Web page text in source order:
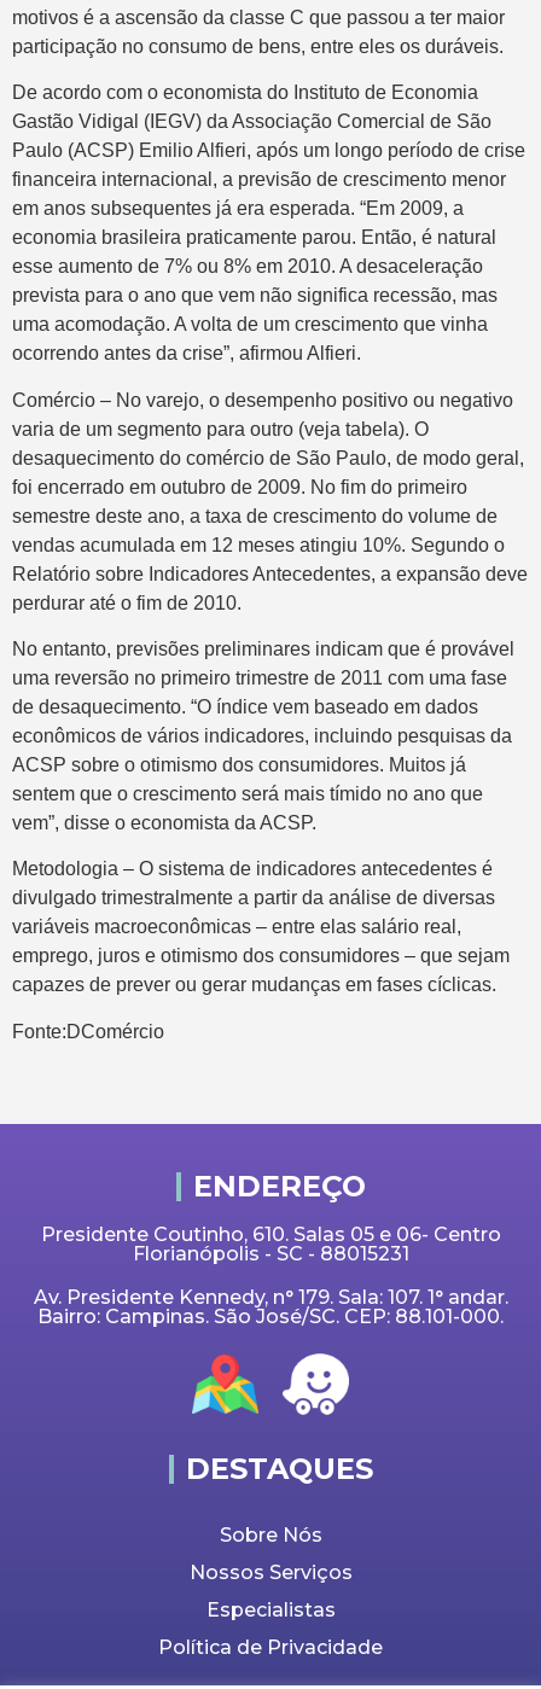
motivos é a ascensão da classe C que passou a ter maior
participação no consumo de bens, entre eles os duráveis.
De acordo com o economista do Instituto de Economia
Gastão Vidigal (IEGV) da Associação Comercial de São
Paulo (ACSP) Emilio Alfieri, após um longo período de crise
financeira internacional, a previsão de crescimento menor
em anos subsequentes já era esperada. “Em 2009, a
economia brasileira praticamente parou. Então, é natural
esse aumento de 7% ou 8% em 2010. A desaceleração
prevista para o ano que vem não significa recessão, mas
uma acomodação. A volta de um crescimento que vinha
ocorrendo antes da crise”, afirmou Alfieri.
Comércio – No varejo, o desempenho positivo ou negativo
varia de um segmento para outro (veja tabela). O
desaquecimento do comércio de São Paulo, de modo geral,
foi encerrado em outubro de 2009. No fim do primeiro
semestre deste ano, a taxa de crescimento do volume de
vendas acumulada em 12 meses atingiu 10%. Segundo o
Relatório sobre Indicadores Antecedentes, a expansão deve
perdurar até o fim de 2010.
No entanto, previsões preliminares indicam que é provável
uma reversão no primeiro trimestre de 2011 com uma fase
de desaquecimento. “O índice vem baseado em dados
econômicos de vários indicadores, incluindo pesquisas da
ACSP sobre o otimismo dos consumidores. Muitos já
sentem que o crescimento será mais tímido no ano que
vem”, disse o economista da ACSP.
Metodologia – O sistema de indicadores antecedentes é
divulgado trimestralmente a partir da análise de diversas
variáveis macroeconômicas – entre elas salário real,
emprego, juros e otimismo dos consumidores – que sejam
capazes de prever ou gerar mudanças em fases cíclicas.
Fonte:DComércio
ENDEREÇO
Presidente Coutinho, 610. Salas 05 e 06- Centro
Florianópolis - SC - 88015231
Av. Presidente Kennedy, n° 179. Sala: 107. 1° andar.
Bairro: Campinas. São José/SC. CEP: 88.101-000.
DESTAQUES
Sobre Nós
Nossos Serviços
Especialistas
Política de Privacidade